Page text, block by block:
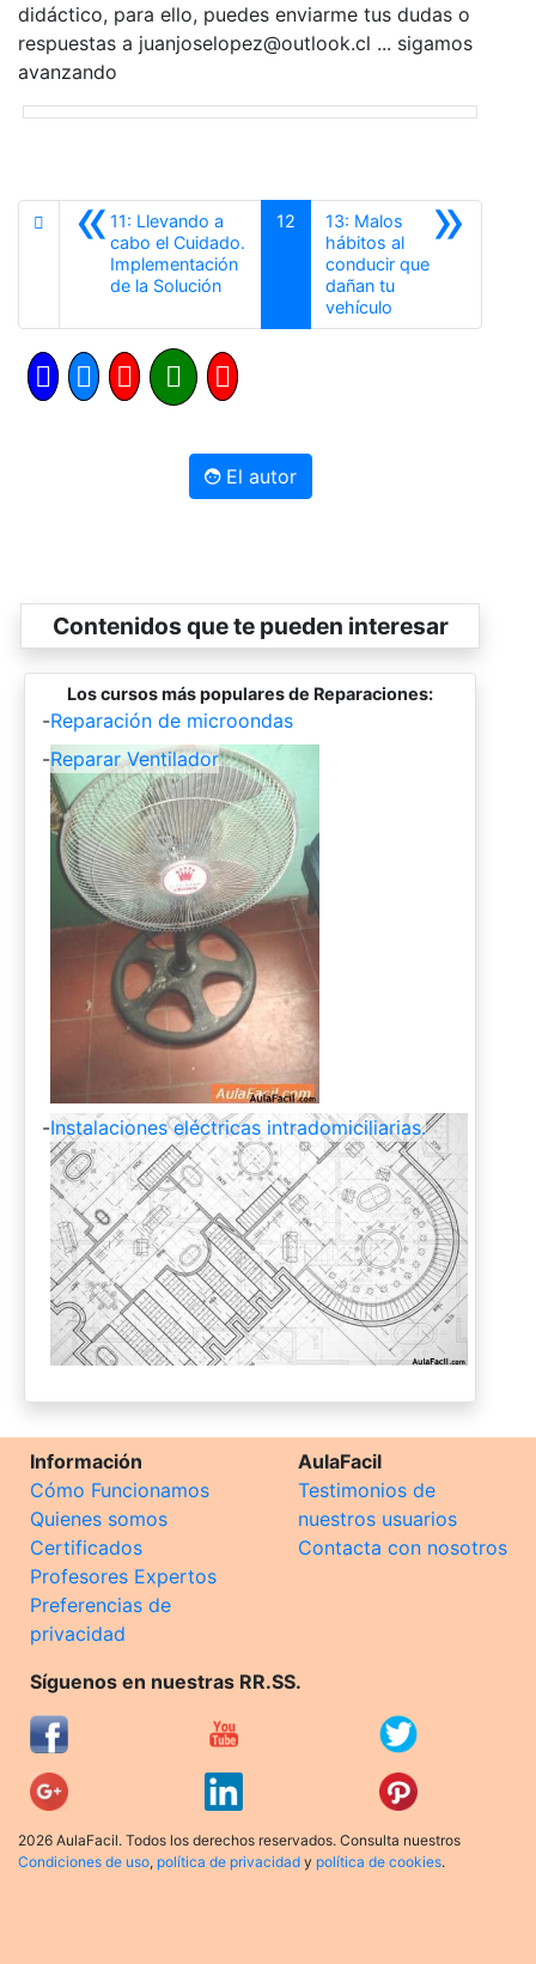
didáctico, para ello, puedes enviarme tus dudas o
respuestas a juanjoselopez@outlook.cl ... sigamos
avanzando
«11: Llevando a
cabo el Cuidado.
Implementación
de la SoluciónAnterior
12 »
13: Malos
hábitos al
conducir que
dañan tu
vehículoSiguiente
El autor
Contenidos que te pueden interesar
Los cursos más populares de Reparaciones:
-Reparación de microondas
-Reparar Ventilador
-Instalaciones eléctricas intradomiciliarias.
Información
Cómo Funcionamos
Quienes somos
Certificados
Profesores Expertos
Preferencias de
privacidad
AulaFacil
Testimonios de
nuestros usuarios
Contacta con nosotros
Síguenos en nuestras RR.SS.
2026 AulaFacil. Todos los derechos reservados. Consulta nuestros
Condiciones de uso, política de privacidad y política de cookies.